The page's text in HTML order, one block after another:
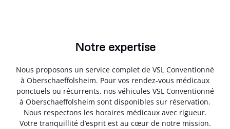
Notre expertise
Nous proposons un service complet de VSL Conventionné
à Oberschaeffolsheim. Pour vos rendez-vous médicaux
ponctuels ou récurrents, nos véhicules VSL Conventionné
à Oberschaeffolsheim sont disponibles sur réservation.
Nous respectons les horaires médicaux avec rigueur.
Votre tranquillité d’esprit est au cœur de notre mission.